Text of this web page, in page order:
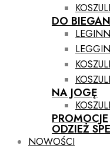
DO
NA JOGĘ
PROMOCJE
ODZIEŻ
NOWOŚCI